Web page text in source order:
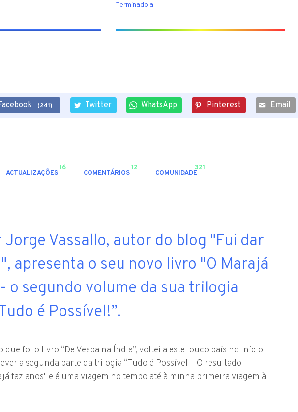
Terminado a
(241) Twitter WhatsApp Pinterest Email
ACTUALIZAÇÕES
16
COMENTÁRIOS
12
COMUNIDADE
321
Vassallo, autor do blog "Fui dar
apresenta o seu novo livro "O Marajá
o segundo volume da sua trilogia
é Possível!”.
que foi o livro “De Vespa na Índia”, voltei a este louco país no início
a segunda parte da trilogia “Tudo é Possível!”. O resultado
faz anos" e é uma viagem no tempo até à minha primeira viagem à